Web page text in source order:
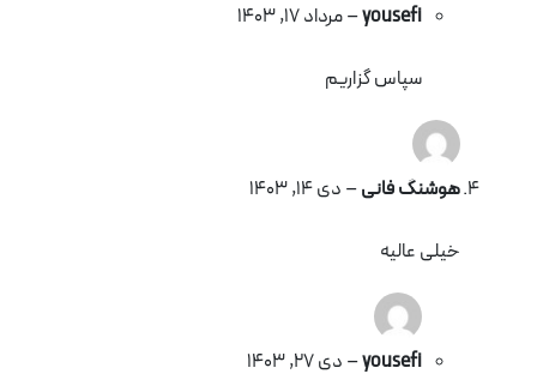
yousefi
–مرداد 17, 1403
سپاس گزاریم
هوشنگ فانی– دی 14, 1403
خیلی عالیه
yousefi
– دی 27, 1403